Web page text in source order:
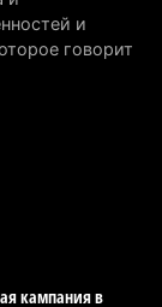
238
Азии в
и
говорит
кампания в